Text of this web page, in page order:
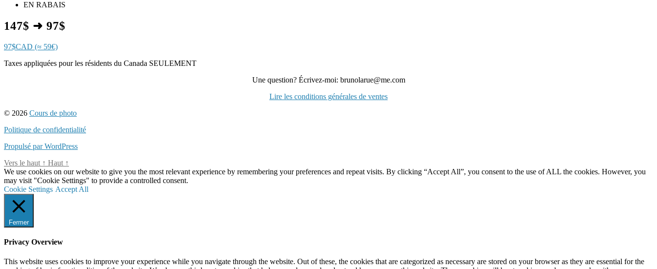
EN RABAIS
147$ ➜ 97$
97$CAD (≈ 59€)
Taxes appliquées pour les résidents du Canada SEULEMENT
Une question? Écrivez-moi: brunolarue@me.com
Lire les conditions générales de ventes
© 2026 Cours de photo
Politique de confidentialité
Propulsé par WordPress
Vers le haut ↑ Haut ↑
We use cookies on our website to give you the most relevant experience by remembering your preferences and repeat visits. By clicking “Accept All”, you consent to the use of ALL the cookies. However, you
may visit "Cookie Settings" to provide a controlled consent.
Cookie Settings Accept All
Fermer
Privacy Overview
This website uses cookies to improve your experience while you navigate through the website. Out of these, the cookies that are categorized as necessary are stored on your browser as they are essential for the